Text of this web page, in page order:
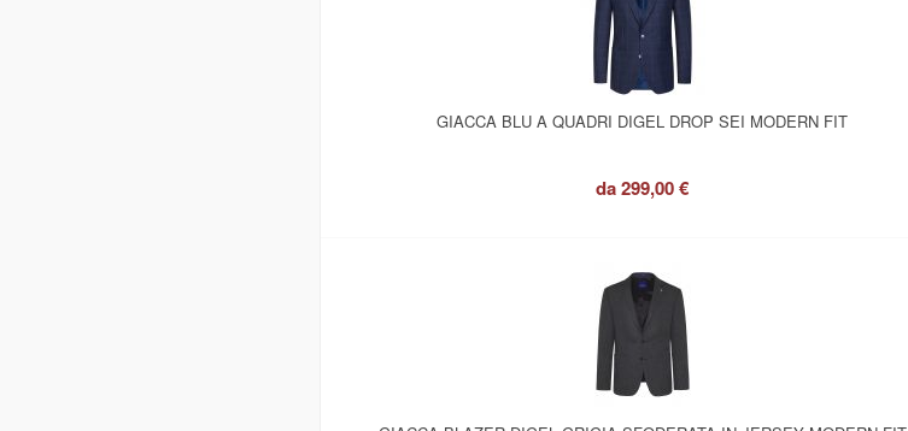
GIACCA BLU A QUADRI DIGEL DROP SEI MODERN FIT
da299,00 €